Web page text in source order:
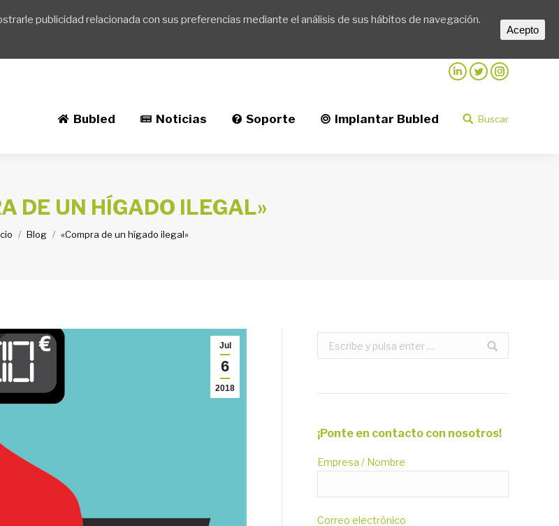
Linkedin
TwitterInstagram
Bubled Noticias Soporte Implantar Bubled Buscar:
Buscar
DE UN HÍGADO ILEGAL»
Blog «Compra de un hígado ilegal»
Jul
6
2018
Buscar:
¡Ponte en contacto con nosotros!
Empresa / Nombre
Correo electrónico
publicidad relacionada con sus preferencias mediante el análisis de sus hábitos de navegación.
Acepto
Soporte Implantar Bubled Buscar:
Buscar